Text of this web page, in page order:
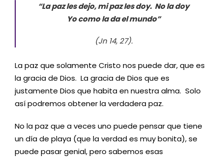
“La paz les dejo, mi paz les doy. No la doy
Yo como la da el mundo”
(Jn 14, 27).
La paz que solamente Cristo nos puede dar, que es
la gracia de Dios. La gracia de Dios que es
justamente Dios que habita en nuestra alma. Solo
así podremos obtener la verdadera paz.
No la paz que a veces uno puede pensar que tiene
un día de playa (que la verdad es muy bonita), se
puede pasar genial, pero sabemos esas